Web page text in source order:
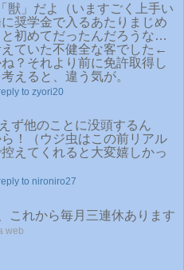
獣」だよ（いますごく上手い
奨学金で入るあたりまじめ
初めてだったんだろうな…
ていた不健全な客でした←
？それより前に免許取得し
えると、違う気が。
to zyori20
ず他のことに没頭するん
！（ウジ虫はこの前リアル
えてくれると大変嬉しかっ
to nironiro27
これから毎月三連休あります
web